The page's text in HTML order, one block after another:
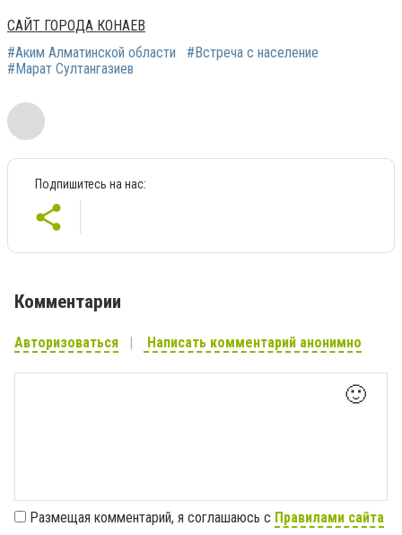
САЙТ ГОРОДА КОНАЕВ
#Аким Алматинской области
#Встреча с население
#Марат Султангазиев
Подпишитесь на нас:
Комментарии
Авторизоваться Написать комментарий анонимно
🙂
Размещая комментарий, я соглашаюсь с Правилами сайта